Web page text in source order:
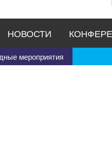
мероприятия
НОВОСТИ